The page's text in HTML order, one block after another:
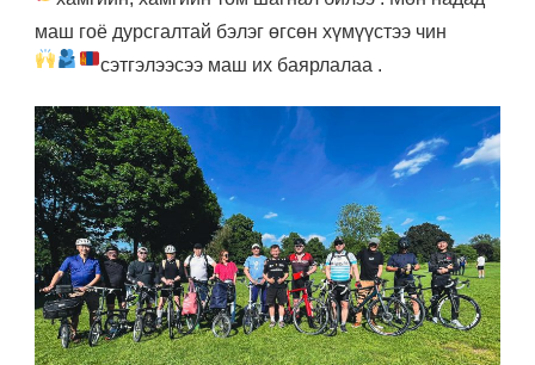
маш гоё дурсгалтай бэлэг өгсөн хүмүүстээ чин
сэтгэлээсээ маш их баярлалаа .